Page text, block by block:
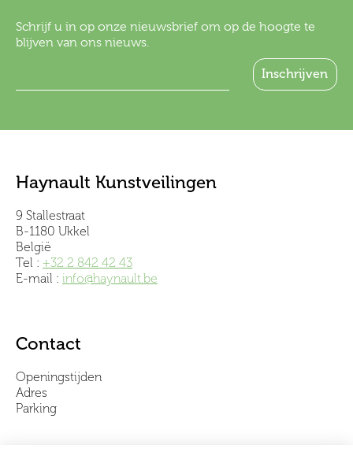
Schrijf u in op onze nieuwsbrief om op de hoogte te
blijven van ons nieuws.
Haynault Kunstveilingen
9 Stallestraat
B-1180 Ukkel
België
Tel : +32 2 842 42 43
E-mail : info@haynault.be
Contact
Openingstijden
Adres
Parking